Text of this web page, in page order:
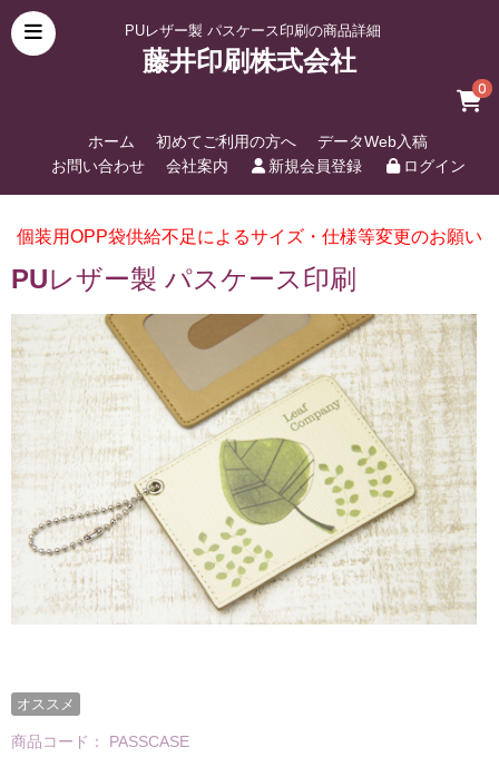
PUレザー製 パスケース印刷の商品詳細
藤井印刷株式会社
0
ホーム 初めてご利用の方へ
データWeb入稿
お問い合わせ
会社案内 新規会員登録 ログイン
個装用OPP袋供給不足によるサイズ・仕様等変更のお願い
PUレザー製 パスケース印刷
オススメ
商品コード： PASSCASE